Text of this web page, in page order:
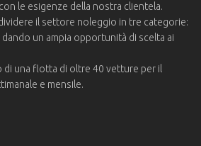
le esigenze della nostra clientela.
il settore noleggio in tre categorie:
un ampia opportunità di scelta ai
di una flotta di oltre 40 vetture per il
e mensile.